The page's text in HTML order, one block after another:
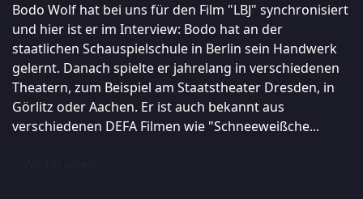
Bodo Wolf hat bei uns für den Film "LBJ" synchronisiert
und hier ist er im Interview: Bodo hat an der
staatlichen Schauspielschule in Berlin sein Handwerk
gelernt. Danach spielte er jahrelang in verschiedenen
Theatern, zum Beispiel am Staatstheater Dresden, in
Görlitz oder Aachen. Er ist auch bekannt aus
verschiedenen DEFA Filmen wie "Schneeweißche...